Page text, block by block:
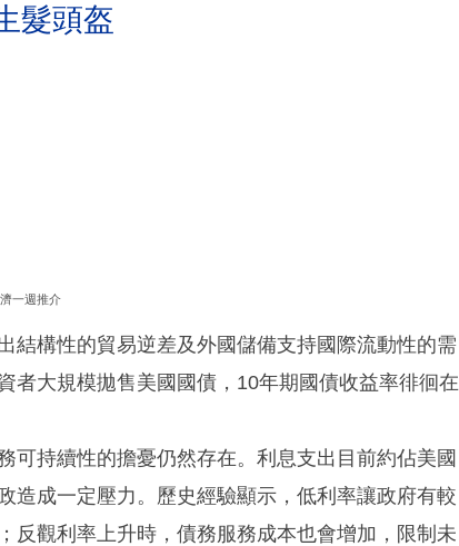
髮頭盔
一週推介
結構性的貿易逆差及外國儲備支持國際流動性的需
者大規模拋售美國國債，10年期國債收益率徘徊在
可持續性的擔憂仍然存在。利息支出目前約佔美國
造成一定壓力。歷史經驗顯示，低利率讓政府有較
反觀利率上升時，債務服務成本也會增加，限制未